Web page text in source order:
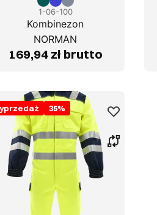
1-06-100
Kombinezon
NORMAN
169,94 zł brutto
35%